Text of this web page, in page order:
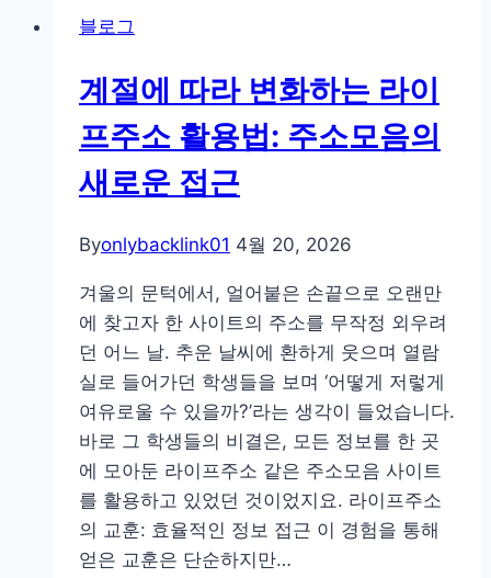
해
결
가
이
여
사
이
트
를
효
율
적
으
로
정
블로그
계절에 따라 변화하는 라이
프주소 활용법: 주소모음의
새로운 접근
Byonlybacklink01 4월 20, 2026
겨울의 문턱에서, 얼어붙은 손끝으로 오랜만
에 찾고자 한 사이트의 주소를 무작정 외우려
던 어느 날. 추운 날씨에 환하게 웃으며 열람
실로 들어가던 학생들을 보며 ‘어떻게 저렇게
여유로울 수 있을까?’라는 생각이 들었습니다.
바로 그 학생들의 비결은, 모든 정보를 한 곳
에 모아둔 라이프주소 같은 주소모음 사이트
를 활용하고 있었던 것이었지요. 라이프주소
의 교훈: 효율적인 정보 접근 이 경험을 통해
얻은 교훈은 단순하지만…